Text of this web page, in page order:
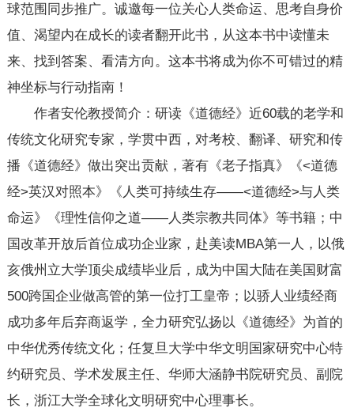
球范围同步推广。诚邀每一位关心人类命运、思考自身价
值、渴望内在成长的读者翻开此书，从这本书中读懂未
来、找到答案、看清方向。这本书将成为你不可错过的精
神坐标与行动指南！
作者安伦教授简介：研读《道德经》近60载的老学和
传统文化研究专家，学贯中西，对考校、翻译、研究和传
播《道德经》做出突出贡献，著有《老子指真》《<道德
经>英汉对照本》《人类可持续生存——<道德经>与人类
命运》《理性信仰之道——人类宗教共同体》等书籍；中
国改革开放后首位成功企业家，赴美读MBA第一人，以俄
亥俄州立大学顶尖成绩毕业后，成为中国大陆在美国财富
500跨国企业做高管的第一位打工皇帝；以骄人业绩经商
成功多年后弃商返学，全力研究弘扬以《道德经》为首的
中华优秀传统文化；任复旦大学中华文明国家研究中心特
约研究员、学术发展主任、华师大涵静书院研究员、副院
长，浙江大学全球化文明研究中心理事长。